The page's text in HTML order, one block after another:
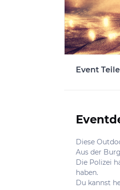
Event
Diese
Aus der
Die Polizei
haben.
Du kannst